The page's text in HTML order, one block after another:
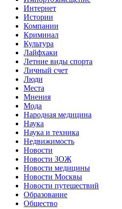
Интернет
Истории
Компании
Криминал
Культура
Лайфхаки
Летние виды спорта
Личный счет
Люди
Места
Мнения
Мода
Народная медицина
Наука
Наука и техника
Недвижимость
Новости
Новости ЗОЖ
Новости медицины
Новости Москвы
Новости путешествий
Образование
Общество